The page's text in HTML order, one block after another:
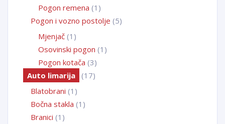
Pogon remena (1)
Pogon i vozno postolje (5)
Mjenjač (1)
Osovinski pogon (1)
Pogon kotača (3)
Auto limarija
(17)
Blatobrani (1)
Bočna stakla (1)
Branici (1)